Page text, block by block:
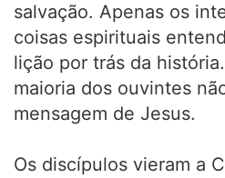
salvação. Apenas os
coisas espirituais
lição por trás da
maioria dos ouvintes
mensagem de Jesus.
Os discípulos vieram a